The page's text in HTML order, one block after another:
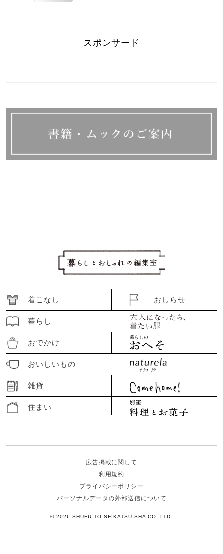
スポンサード
着こなし
暮らし
おでかけ
おいしいもの
雑貨
住まい
おしらせ
広告掲載に関して
利用規約
プライバシーポリシー
パーソナルデータの外部送信について
© 2026 SHUFU TO SEIKATSU SHA CO.,LTD.